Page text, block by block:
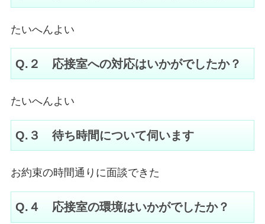
たいへんよい
Q.２ 応接室への対応はいかがでしたか？
たいへんよい
Q.３ 待ち時間について伺います
お約束の時間通りに面談できた
Q.４ 応接室の環境はいかがでしたか？